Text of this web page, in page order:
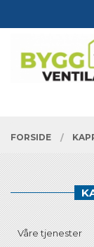
til
FORSIDE
Våre tjenester